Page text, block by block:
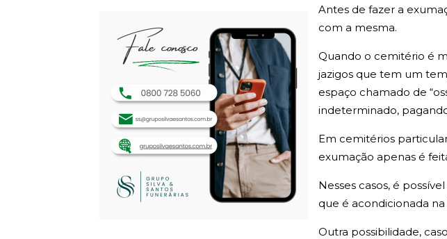
Antes de fazer a
com a mesma.
Quando o cemitério é
jazigos que tem um
espaço chamado de
indeterminado,
Em cemitérios
exumação apenas é
Nesses casos, é
que é acondicionada
Outra possibilidade,